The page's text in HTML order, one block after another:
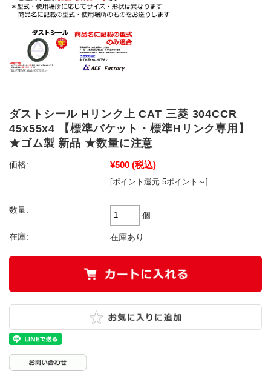
ダストシール Hリンク上 CAT 三菱 304CCR
45x55x4 【標準バケット・標準Hリンク専用】
★ゴム製 新品 ★数量に注意
価格: ¥500 (税込)
[ポイント還元 5ポイント～]
数量:
個
在庫: 在庫あり